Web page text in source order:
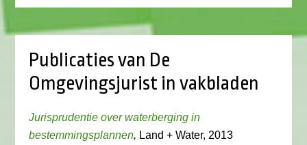
Publicaties van De
Omgevingsjurist in vakbladen
Jurisprudentie over waterberging in
bestemmingsplannen, Land + Water, 2013